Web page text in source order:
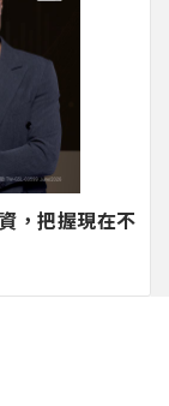
，把握現在不